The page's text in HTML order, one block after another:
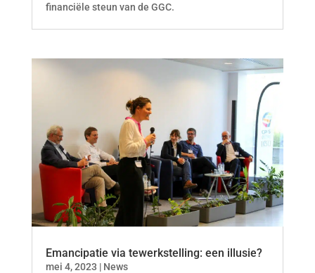
financiële steun van de GGC.
Emancipatie via tewerkstelling: een illusie?
mei 4, 2023 | News